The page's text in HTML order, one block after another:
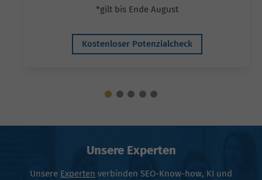
*gilt bis Ende August
Kostenloser Potenzialcheck
Unsere Experten
Unsere Experten verbinden SEO-Know-how, KI und